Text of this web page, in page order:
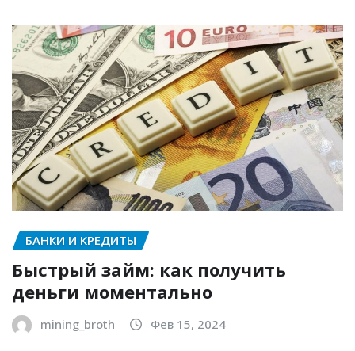
БАНКИ И КРЕДИТЫ
Быстрый займ: как получить
деньги моментально
mining_broth Фев 15, 2024